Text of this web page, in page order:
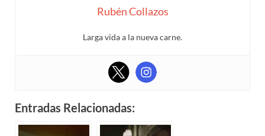
Rubén Collazos
Larga vida a la nueva carne.
Entradas Relacionadas: